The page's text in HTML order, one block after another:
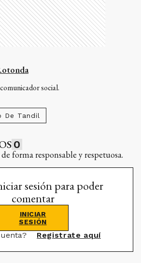
social.
De Tandil
0
forma responsable y respetuosa.
sesión para poder
comentar
INICIAR
SESIÓN
Registrate aquí